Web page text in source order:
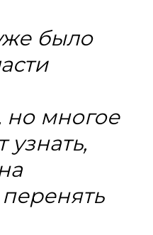
было
но многое
узнать,